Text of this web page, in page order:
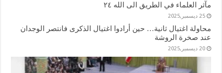
مآثر العلماء في الطريق الى الله ٢٤
25 ديسمبر,2025
محاولة اغتيال ثانية… حين أرادوا اغتيال الذكرى فانتصر الوجدان
عند صخرة الروشة
20 ديسمبر,2025